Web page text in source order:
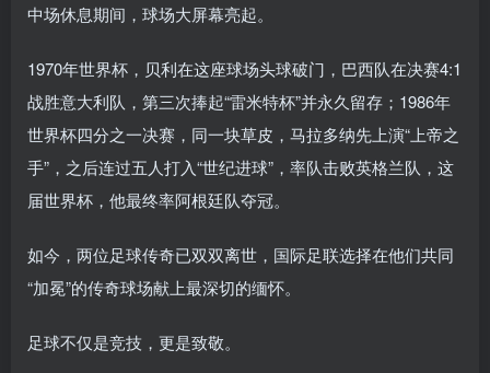
中场休息期间，球场大屏幕亮起。
1970年世界杯，贝利在这座球场头球破门，巴西队在决赛4:1
战胜意大利队，第三次捧起“雷米特杯”并永久留存；1986年
世界杯四分之一决赛，同一块草皮，马拉多纳先上演“上帝之
手”，之后连过五人打入“世纪进球”，率队击败英格兰队，这
届世界杯，他最终率阿根廷队夺冠。
如今，两位足球传奇已双双离世，国际足联选择在他们共同
“加冕”的传奇球场献上最深切的缅怀。
足球不仅是竞技，更是致敬。